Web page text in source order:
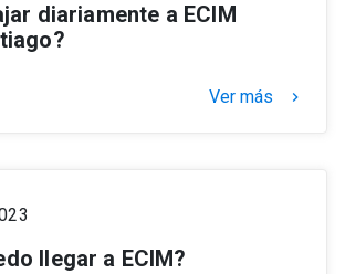
diariamente a ECIM
Ver más keyboard_arrow_right
llegar a ECIM?